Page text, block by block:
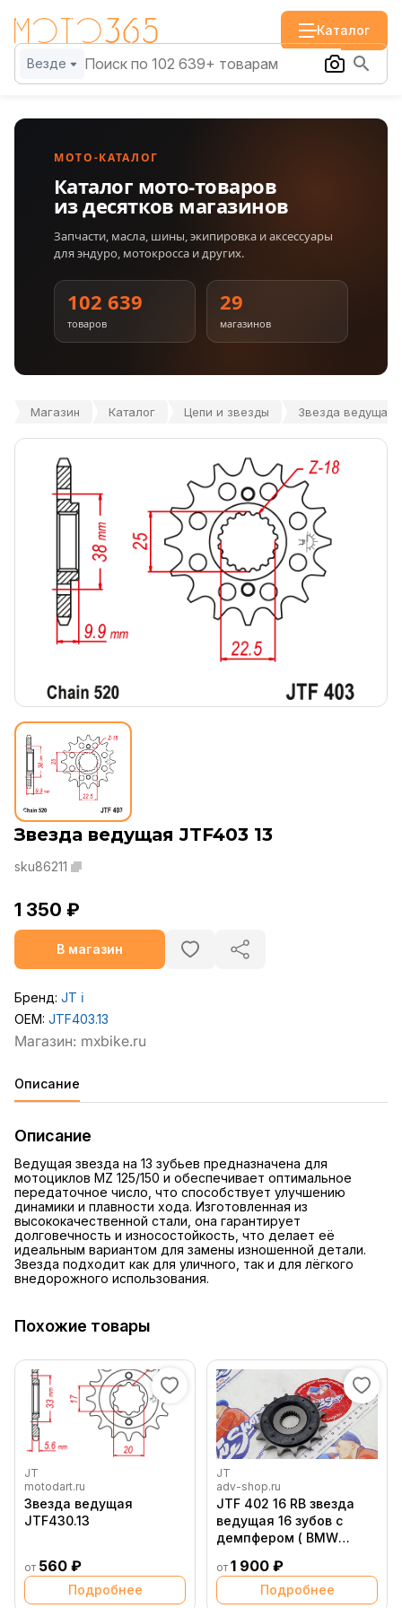
Каталог
Везде
МОТО-КАТАЛОГ
Каталог мото-товаров
из десятков магазинов
Запчасти, масла, шины, экипировка и аксессуары
для эндуро, мотокросса и других.
102 639
товаров
29
магазинов
Магазин Каталог Цепи и звезды Звезда ведущая
Звезда ведущая JTF403 13
sku86211
1 350 ₽
В магазин
Бренд: JT ℹ️
OEM: JTF403.13
Описание
Описание
Ведущая звезда на 13 зубьев предназначена для
мотоциклов MZ 125/150 и обеспечивает оптимальное
передаточное число, что способствует улучшению
динамики и плавности хода. Изготовленная из
высококачественной стали, она гарантирует
долговечность и износостойкость, что делает её
идеальным вариантом для замены изношенной детали.
Звезда подходит как для уличного, так и для лёгкого
внедорожного использования.
Похожие товары
JT
motodart.ru
Звезда ведущая
JTF430.13
от 560 ₽
Подробнее
JT
adv-shop.ru
JTF 402 16 RB звезда
ведущая 16 зубов с
демпфером ( BMW
от 1 900 ₽
Подробнее